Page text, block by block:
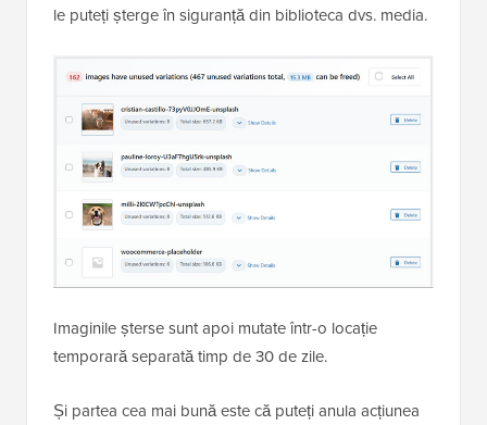
le puteți șterge în siguranță din biblioteca dvs. media.
Imaginile șterse sunt apoi mutate într-o locație
temporară separată timp de 30 de zile.
Și partea cea mai bună este că puteți anula acțiunea